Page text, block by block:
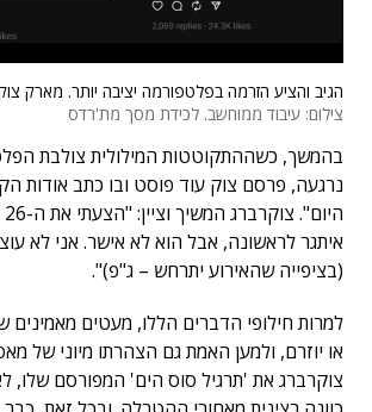
הגיב והציע הזרמה בפלטפורמה יציבה יותר. מארק
צילום: עיבוד ממוחשב. לכידת מסך מת'רדס
בהמשך, כשההתקוטטות המילולית צולבת
נרגעה, פרסם צוק עוד פוסט ובו כתב אודות
איתגר לראשונה, אבל הוא לא אישר. אני לא
(בציפייה שהאירוע יתרחש – ג"פ)".
למרות חילופי הדברים הללו, מעטים מאמינים
או יוזרם, ולמען האמת גם הצהרתו מיוני של
צוקרברג את 'תרגיל סוס הים' המפורסם שלו,